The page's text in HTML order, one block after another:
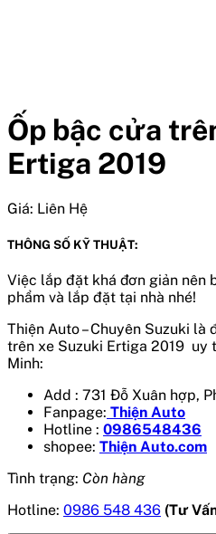
Ốp bậc cửa
Ertiga 2019
Giá: Liên Hệ
THÔNG SỐ KỸ THUẬT:
Việc lắp đặt khá đơn giản nên
phẩm và lắp đặt tại nhà nhé!
Thiện Auto – Chuyên Suzuki
trên xe Suzuki Ertiga 2019 uy
Minh:
Add : 731 Đỗ Xuân hợp,
Fanpage: Thiện Auto
Hotline : 0986548436
shopee: Thiện Auto.com
Tình trạng: Còn hàng
Hotline: 0986 548 436 (Tư